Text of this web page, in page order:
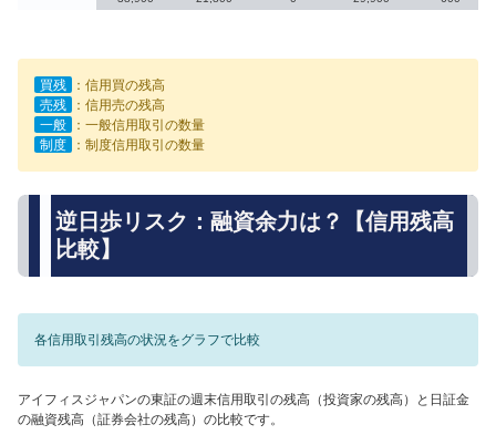
買残
：信用買の残高
売残
：信用売の残高
一般
：一般信用取引の数量
制度
：制度信用取引の数量
逆日歩リスク：融資余力は？【信用残高
比較】
各信用取引残高の状況をグラフで比較
アイフィスジャパンの東証の週末信用取引の残高（投資家の残高）と日証金
の融資残高（証券会社の残高）の比較です。